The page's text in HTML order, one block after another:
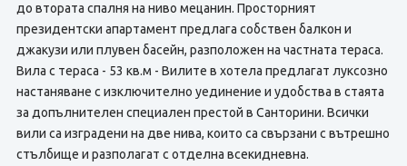
до втората спалня на ниво мецанин. Просторният
президентски апартамент предлага собствен балкон и
джакузи или плувен басейн, разположен на частната тераса.
Вила с тераса - 53 кв.м - Вилите в хотела предлагат луксозно
настаняване с изключително уединение и удобства в стаята
за допълнителен специален престой в Санторини. Всички
вили са изградени на две нива, които са свързани с вътрешно
стълбище и разполагат с отделна всекидневна.